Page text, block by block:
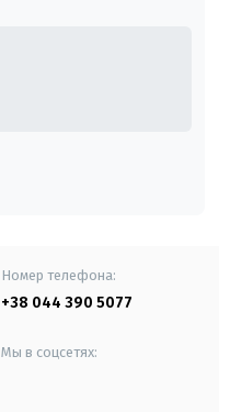
Номер телефона:
+38 044 390 5077
Мы в соцсетях: